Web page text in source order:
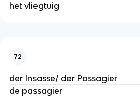
het vliegtuig
72
der Insasse/ der Passagier
de passagier